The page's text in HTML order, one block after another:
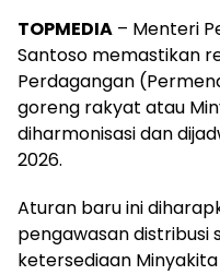
TOPMEDIA – Menteri
Santoso memastikan
Perdagangan
goreng rakyat atau
diharmonisasi dan
2026.
Aturan baru ini
pengawasan distribusi
ketersediaan